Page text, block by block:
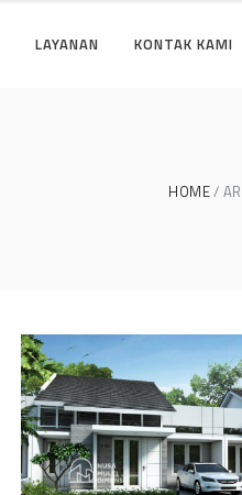
LAYANAN KONTAK KAMI
HOME
Desain Cluster
Karanggan Cibubur
DESAIN RUMAH TERBAIK